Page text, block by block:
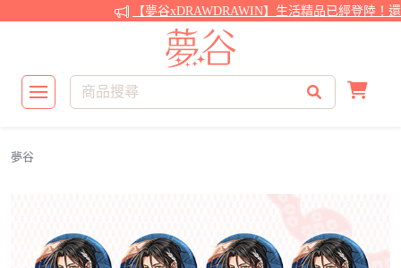
【夢谷xDRAWDRAWIN】生活精品已經登陸！還
夢谷